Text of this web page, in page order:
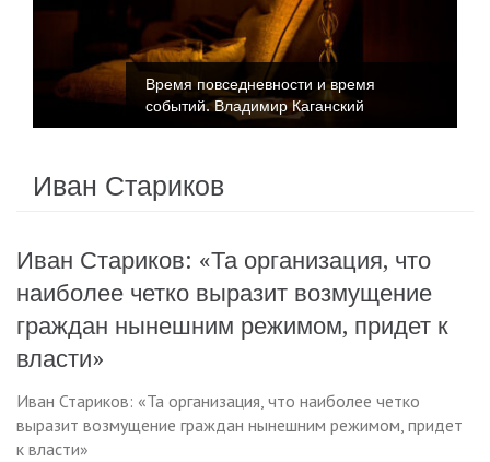
Время повседневности и время
событий. Владимир Каганский
Иван Стариков
Иван Стариков: «Та организация, что
наиболее четко выразит возмущение
граждан нынешним режимом, придет к
власти»
Иван Стариков: «Та организация, что наиболее четко
выразит возмущение граждан нынешним режимом, придет
к власти»